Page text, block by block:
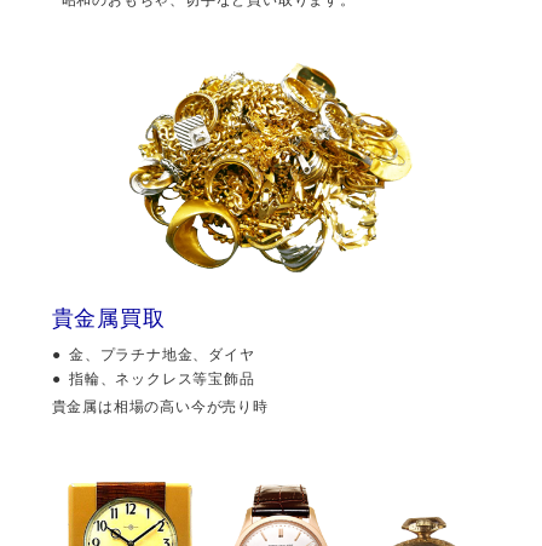
貴金属買取
金、プラチナ地金、ダイヤ
指輪、ネックレス等宝飾品
貴金属は相場の高い今が売り時